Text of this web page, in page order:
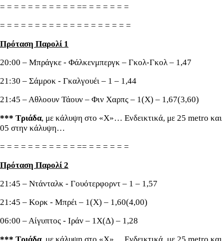
= = = = = = = = = = = == = = = = = =
= = = = = = = = = = = = = = = = = = =
Πρόταση Παρολί 1
20:00 – Μπράγκε - Φάλκενμπεργκ – Γκολ-Γκολ – 1,47
21:30 – Σάμροκ - Γκαλγουέι – 1 – 1,44
21:45 – Αθλοουν Τάουν – Φιν Χαρπς – 1(Χ) – 1,67(3,60)
*** Τριάδα, με κάλυψη στο «Χ»… Ενδεικτικά, με 25 metro και
05 στην κάλυψη…
= = = = = = = = = = = == = = = = = =
Πρόταση Παρολί 2
21:45 – Ντάνταλκ - Γουότερφορντ – 1 – 1,57
21:45 – Κορκ - Μπρέι – 1(Χ) – 1,60(4,00)
06:00 – Αίγυπτος - Ιράν – 1Χ(Δ) – 1,28